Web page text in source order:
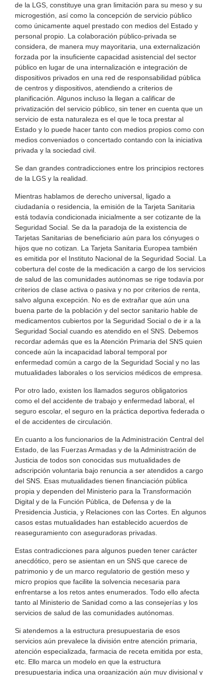
de la LGS, constituye una gran limitación para su meso y su
microgestión, así como la concepción de servicio público
como únicamente aquel prestado con medios del Estado y
personal propio. La colaboración público-privada se
considera, de manera muy mayoritaria, una externalización
forzada por la insuficiente capacidad asistencial del sector
público en lugar de una internalización e integración de
dispositivos privados en una red de responsabilidad pública
de centros y dispositivos, atendiendo a criterios de
planificación. Algunos incluso la llegan a calificar de
privatización del servicio público, sin tener en cuenta que un
servicio de esta naturaleza es el que le toca prestar al
Estado y lo puede hacer tanto con medios propios como con
medios conveniados o concertado contando con la iniciativa
privada y la sociedad civil.
Se dan grandes contradicciones entre los principios rectores
de la LGS y la realidad.
Mientras hablamos de derecho universal, ligado a
ciudadanía o residencia, la emisión de la Tarjeta Sanitaria
está todavía condicionada inicialmente a ser cotizante de la
Seguridad Social. Se da la paradoja de la existencia de
Tarjetas Sanitarias de beneficiario aún para los cónyuges o
hijos que no cotizan. La Tarjeta Sanitaria Europea también
es emitida por el Instituto Nacional de la Seguridad Social. La
cobertura del coste de la medicación a cargo de los servicios
de salud de las comunidades autónomas se rige todavía por
criterios de clase activa o pasiva y no por criterios de renta,
salvo alguna excepción. No es de extrañar que aún una
buena parte de la población y del sector sanitario hable de
medicamentos cubiertos por la Seguridad Social o de ir a la
Seguridad Social cuando es atendido en el SNS. Debemos
recordar además que es la Atención Primaria del SNS quien
concede aún la incapacidad laboral temporal por
enfermedad común a cargo de la Seguridad Social y no las
mutualidades laborales o los servicios médicos de empresa.
Por otro lado, existen los llamados seguros obligatorios
como el del accidente de trabajo y enfermedad laboral, el
seguro escolar, el seguro en la práctica deportiva federada o
el de accidentes de circulación.
En cuanto a los funcionarios de la Administración Central del
Estado, de las Fuerzas Armadas y de la Administración de
Justicia de todos son conocidas sus mutualidades de
adscripción voluntaria bajo renuncia a ser atendidos a cargo
del SNS. Esas mutualidades tienen financiación pública
propia y dependen del Ministerio para la Transformación
Digital y de la Función Pública, de Defensa y de la
Presidencia Justicia, y Relaciones con las Cortes. En algunos
casos estas mutualidades han establecido acuerdos de
reaseguramiento con aseguradoras privadas.
Estas contradicciones para algunos pueden tener carácter
anecdótico, pero se asientan en un SNS que carece de
patrimonio y de un marco regulatorio de gestión meso y
micro propios que facilite la solvencia necesaria para
enfrentarse a los retos antes enumerados. Todo ello afecta
tanto al Ministerio de Sanidad como a las consejerías y los
servicios de salud de las comunidades autónomas.
Si atendemos a la estructura presupuestaria de esos
servicios aún prevalece la división entre atención primaria,
atención especializada, farmacia de receta emitida por esta,
etc. Ello marca un modelo en que la estructura
presupuestaria indica una organización aún muy divisional y